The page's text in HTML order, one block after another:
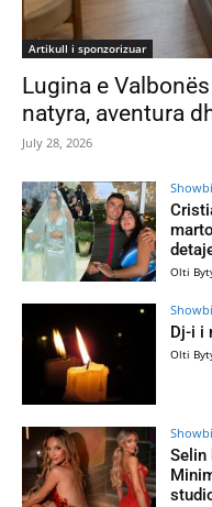
Artikull i sponzorizuar
Lugina e
natyra, aventura
July 28, 2026
Olti
Dj-i i
Olti
Selin